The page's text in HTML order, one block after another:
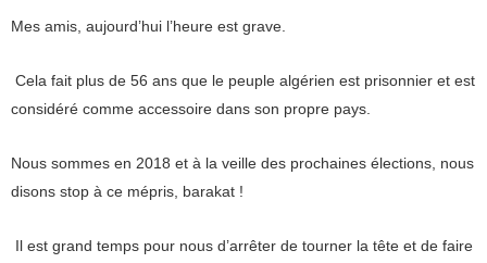
Mes amis, aujourd’hui l’heure est grave.
Cela fait plus de 56 ans que le peuple algérien est prisonnier et est
considéré comme accessoire dans son propre pays.
Nous sommes en 2018 et à la veille des prochaines élections, nous
disons stop à ce mépris, barakat !
Il est grand temps pour nous d’arrêter de tourner la tête et de faire